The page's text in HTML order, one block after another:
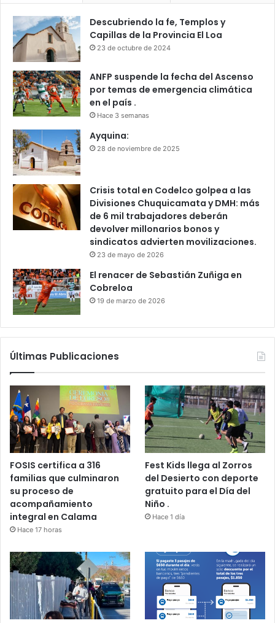
Descubriendo la fe, Templos y
Capillas de la Provincia El Loa
23 de octubre de 2024
ANFP suspende la fecha del Ascenso
por temas de emergencia climática
en el país .
Hace 3 semanas
Ayquina:
28 de noviembre de 2025
Crisis total en Codelco golpea a las
Divisiones Chuquicamata y DMH: más
de 6 mil trabajadores deberán
devolver millonarios bonos y
sindicatos advierten movilizaciones.
23 de mayo de 2026
El renacer de Sebastián Zuñiga en
Cobreloa
19 de marzo de 2026
Últimas Publicaciones
FOSIS certifica a 316
familias que culminaron
su proceso de
acompañamiento
integral en Calama
Hace 17 horas
Fest Kids llega al Zorros
del Desierto con deporte
gratuito para el Día del
Niño .
Hace 1 día